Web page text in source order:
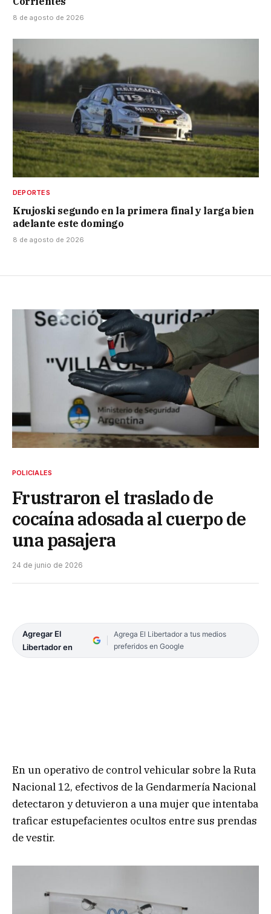
8 de agosto de 2026
DEPORTES
Krujoski segundo en la primera final y larga bien
adelante este domingo
8 de agosto de 2026
POLICIALES
Frustraron el traslado de
cocaína adosada al cuerpo de
una pasajera
24 de junio de 2026
Agregar El
Libertador en
Agrega El Libertador a tus medios
preferidos en Google
En un operativo de control vehicular sobre la Ruta
Nacional 12, efectivos de la Gendarmería Nacional
detectaron y detuvieron a una mujer que intentaba
traficar estupefacientes ocultos entre sus prendas
de vestir.